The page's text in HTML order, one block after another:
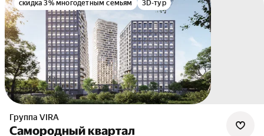
скидка 3% многодетным семьям 3D-тур
Группа VIRA
Самородный квартал